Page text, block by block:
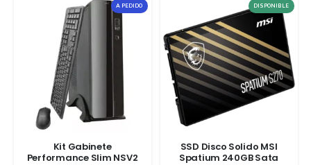
A PEDIDO
Kit Gabinete
Performance Slim NSV2
DISPONIBLE
SSD Disco Solido MSI
Spatium 240GB Sata